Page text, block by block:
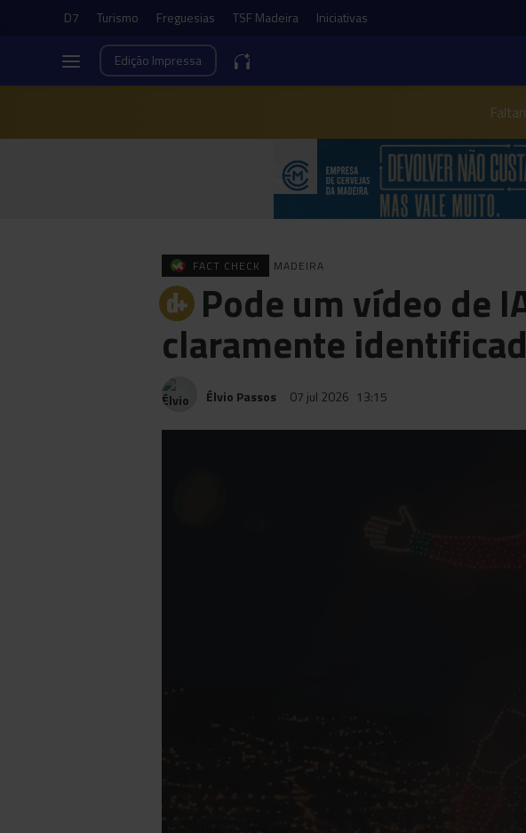
D7 Turismo Freguesias TSF Madeira Iniciativas
Edição Impressa
FACT CHECK MADEIRA
Pode um vídeo de
claramente
Élvio Passos 07 jul 2026 13:15